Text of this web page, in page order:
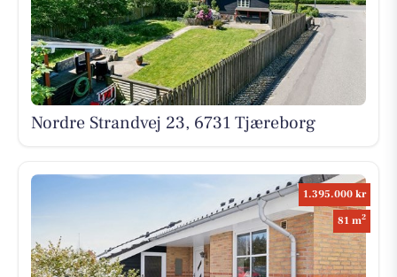
Nordre Strandvej 23, 6731 Tjæreborg
1.395.000 kr
81 m2